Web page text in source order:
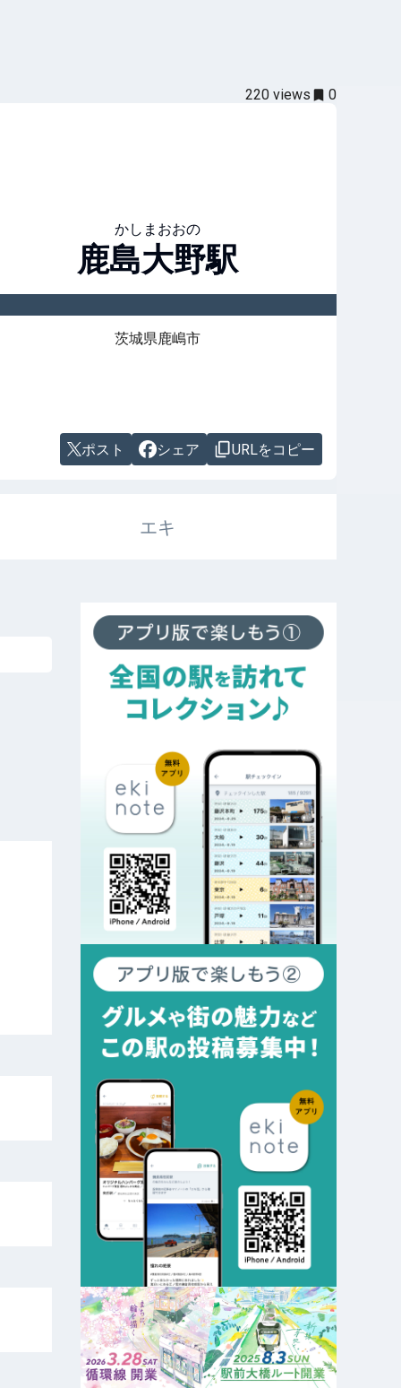
220 views 0
かしまおおの
鹿島大野駅
茨城県鹿嶋市
ポスト シェア URLをコピー
エキ